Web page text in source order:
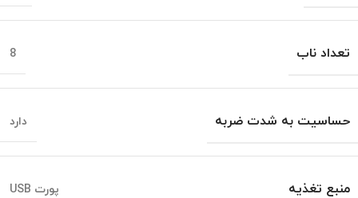
تعداد ناب 8
حساسیت به شدت ضربه دارد
منبع تغذیه پورت USB